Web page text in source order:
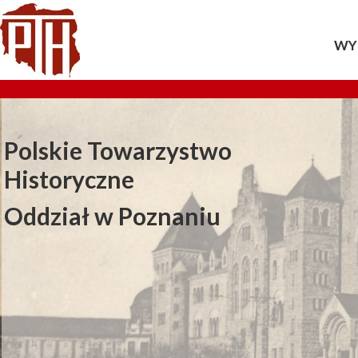
Polskie Towarzystwo
Historyczne
Oddział w Poznaniu